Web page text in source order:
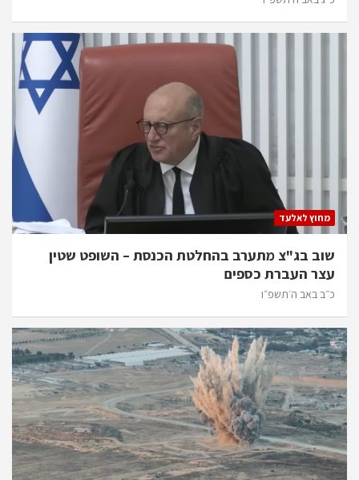
מחוץ לאלעד
שוב בג"צ מתערב בהחלטת הכנסת – השופט שטין
עצר העברת כספים
כ״ב באב ה׳תשפ״ו